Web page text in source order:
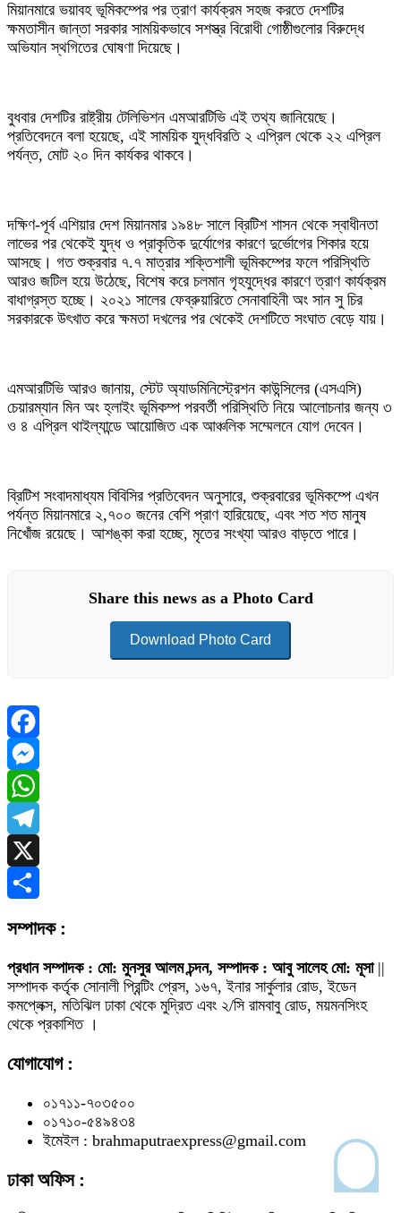
মিয়ানমারে ভয়াবহ ভূমিকম্পের পর ত্রাণ কার্যক্রম সহজ করতে দেশটির
ক্ষমতাসীন জান্তা সরকার সাময়িকভাবে সশস্ত্র বিরোধী গোষ্ঠীগুলোর বিরুদ্ধে
অভিযান স্থগিতের ঘোষণা দিয়েছে।
বুধবার দেশটির রাষ্ট্রীয় টেলিভিশন এমআরটিভি এই তথ্য জানিয়েছে।
প্রতিবেদনে বলা হয়েছে, এই সাময়িক যুদ্ধবিরতি ২ এপ্রিল থেকে ২২ এপ্রিল
পর্যন্ত, মোট ২০ দিন কার্যকর থাকবে।
দক্ষিণ-পূর্ব এশিয়ার দেশ মিয়ানমার ১৯৪৮ সালে ব্রিটিশ শাসন থেকে স্বাধীনতা
লাভের পর থেকেই যুদ্ধ ও প্রাকৃতিক দুর্যোগের কারণে দুর্ভোগের শিকার হয়ে
আসছে। গত শুক্রবার ৭.৭ মাত্রার শক্তিশালী ভূমিকম্পের ফলে পরিস্থিতি
আরও জটিল হয়ে উঠেছে, বিশেষ করে চলমান গৃহযুদ্ধের কারণে ত্রাণ কার্যক্রম
বাধাগ্রস্ত হচ্ছে। ২০২১ সালের ফেব্রুয়ারিতে সেনাবাহিনী অং সান সু চির
সরকারকে উৎখাত করে ক্ষমতা দখলের পর থেকেই দেশটিতে সংঘাত বেড়ে যায়।
এমআরটিভি আরও জানায়, স্টেট অ্যাডমিনিস্ট্রেশন কাউন্সিলের (এসএসি)
চেয়ারম্যান মিন অং হ্লাইং ভূমিকম্প পরবর্তী পরিস্থিতি নিয়ে আলোচনার জন্য ৩
ও ৪ এপ্রিল থাইল্যান্ডে আয়োজিত এক আঞ্চলিক সম্মেলনে যোগ দেবেন।
ব্রিটিশ সংবাদমাধ্যম বিবিসির প্রতিবেদন অনুসারে, শুক্রবারের ভূমিকম্পে এখন
পর্যন্ত মিয়ানমারে ২,৭০০ জনের বেশি প্রাণ হারিয়েছে, এবং শত শত মানুষ
নিখোঁজ রয়েছে। আশঙ্কা করা হচ্ছে, মৃতের সংখ্যা আরও বাড়তে পারে।
Share this news as a Photo Card
Download Photo Card
Facebook
Messenger
WhatsApp
Telegram
X
সম্পাদক :
প্রধান সম্পাদক : মো: মুনসুর আলম চন্দন, সম্পাদক : আবু সালেহ মো: মূসা||
সম্পাদক কর্তৃক সোনালী প্রিন্টিং প্রেস, ১৬৭, ইনার সার্কুলার রোড, ইডেন
কমপ্লেক্স, মতিঝিল ঢাকা থেকে মুদ্রিত এবং ২/সি রামবাবু রোড, ময়মনসিংহ
থেকে প্রকাশিত ।
যোগাযোগ :
০১৭১১-৭০৩৫০০
০১৭১০-৫৪৯৪৩৪
ইমেইল : brahmaputraexpress@gmail.com
ঢাকা অফিস :